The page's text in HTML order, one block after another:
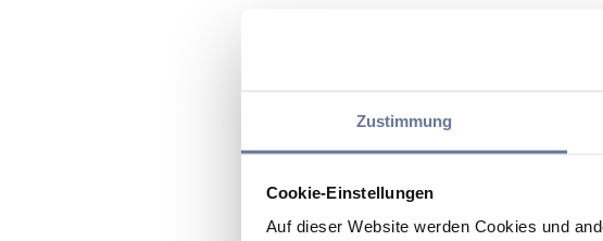
Zustimmung
Cookie-Einstellungen
Auf dieser Website werden Cookies und